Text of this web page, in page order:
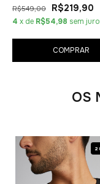
R$549,00 R$219,90
4 x de R$54,98 sem
COMPRAR
OS